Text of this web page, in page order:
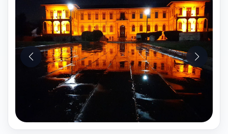
10Fotoğraf